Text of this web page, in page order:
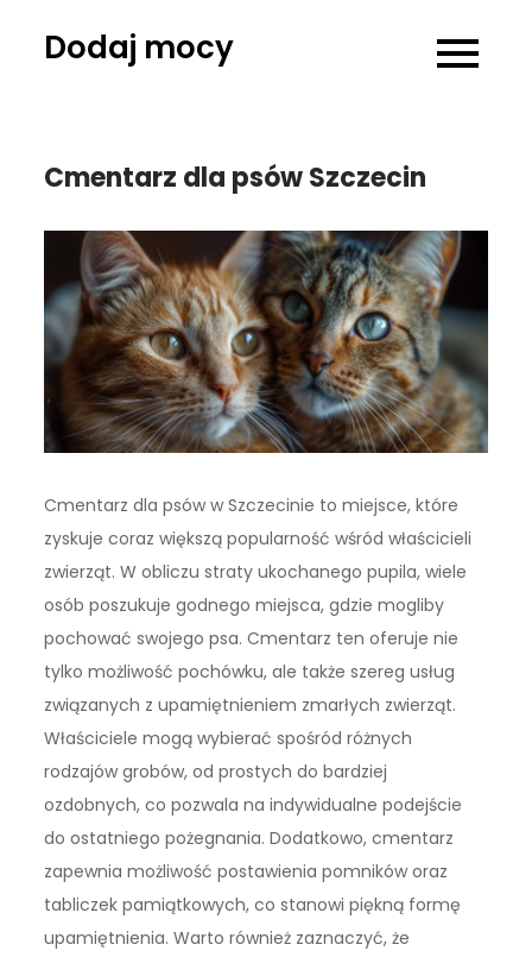
Dodaj mocy
Cmentarz dla psów Szczecin
Cmentarz dla psów w Szczecinie to miejsce, które
zyskuje coraz większą popularność wśród właścicieli
zwierząt. W obliczu straty ukochanego pupila, wiele
osób poszukuje godnego miejsca, gdzie mogliby
pochować swojego psa. Cmentarz ten oferuje nie
tylko możliwość pochówku, ale także szereg usług
związanych z upamiętnieniem zmarłych zwierząt.
Właściciele mogą wybierać spośród różnych
rodzajów grobów, od prostych do bardziej
ozdobnych, co pozwala na indywidualne podejście
do ostatniego pożegnania. Dodatkowo, cmentarz
zapewnia możliwość postawienia pomników oraz
tabliczek pamiątkowych, co stanowi piękną formę
upamiętnienia. Warto również zaznaczyć, że